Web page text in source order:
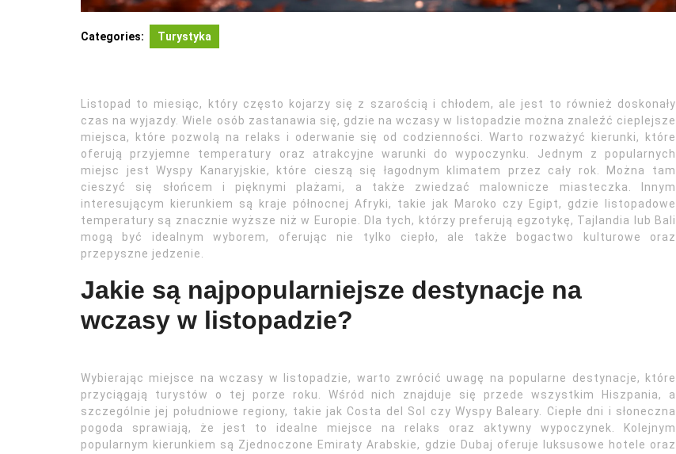
Categories: Turystyka
Listopad to miesiąc, który często kojarzy się z szarością i chłodem, ale jest to również doskonały
czas na wyjazdy. Wiele osób zastanawia się, gdzie na wczasy w listopadzie można znaleźć cieplejsze
miejsca, które pozwolą na relaks i oderwanie się od codzienności. Warto rozważyć kierunki, które
oferują przyjemne temperatury oraz atrakcyjne warunki do wypoczynku. Jednym z popularnych
miejsc jest Wyspy Kanaryjskie, które cieszą się łagodnym klimatem przez cały rok. Można tam
cieszyć się słońcem i pięknymi plażami, a także zwiedzać malownicze miasteczka. Innym
interesującym kierunkiem są kraje północnej Afryki, takie jak Maroko czy Egipt, gdzie listopadowe
temperatury są znacznie wyższe niż w Europie. Dla tych, którzy preferują egzotykę, Tajlandia lub Bali
mogą być idealnym wyborem, oferując nie tylko ciepło, ale także bogactwo kulturowe oraz
przepyszne jedzenie.
Jakie są najpopularniejsze destynacje na
wczasy w listopadzie?
Wybierając miejsce na wczasy w listopadzie, warto zwrócić uwagę na popularne destynacje, które
przyciągają turystów o tej porze roku. Wśród nich znajduje się przede wszystkim Hiszpania, a
szczególnie jej południowe regiony, takie jak Costa del Sol czy Wyspy Baleary. Ciepłe dni i słoneczna
pogoda sprawiają, że jest to idealne miejsce na relaks oraz aktywny wypoczynek. Kolejnym
popularnym kierunkiem są Zjednoczone Emiraty Arabskie, gdzie Dubaj oferuje luksusowe hotele oraz